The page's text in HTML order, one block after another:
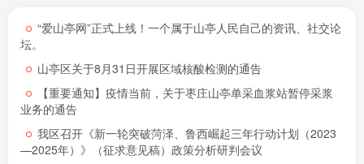
“爱山亭网”正式上线！一个属于山亭人民自己的资讯、社交论
坛。
山亭区关于8月31日开展区域核酸检测的通告
【重要通知】疫情当前，关于枣庄山亭单采血浆站暂停采浆
业务的通告
我区召开《新一轮突破菏泽、鲁西崛起三年行动计划（2023
—2025年）》（征求意见稿）政策分析研判会议